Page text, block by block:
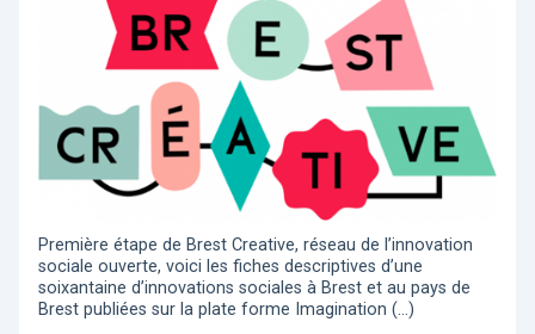
Première étape de Brest Creative, réseau de l’innovation
sociale ouverte, voici les fiches descriptives d’une
soixantaine d’innovations sociales à Brest et au pays de
Brest publiées sur la plate forme Imagination (…)